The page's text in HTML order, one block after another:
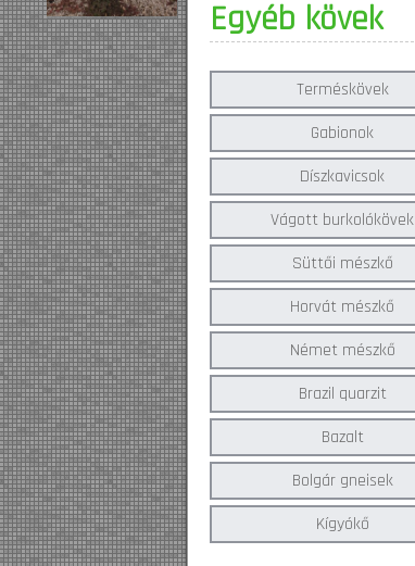
Egyéb kövek
Terméskövek
Gabionok
Díszkavicsok
Vágott burkolókövek
Süttői mészkő
Horvát mészkő
Német mészkő
Brazil quarzit
Bazalt
Bolgár gneisek
Kígyókő